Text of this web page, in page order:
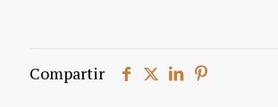
Compartir